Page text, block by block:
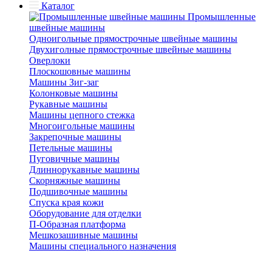
Каталог
Промышленные
швейные машины
Одноигольные прямострочные швейные машины
Двухиголные прямострочные швейные машины
Оверлоки
Плоскошовные машины
Машины Зиг-заг
Колонковые машины
Рукавные машины
Машины цепного стежка
Многоигольные машины
Закрепочные машины
Петельные машины
Пуговичные машины
Длиннорукавные машины
Скорняжные машины
Подшивочные машины
Спуска края кожи
Оборудование для отделки
П-Образная платформа
Мешкозашивные машины
Машины специального назначения